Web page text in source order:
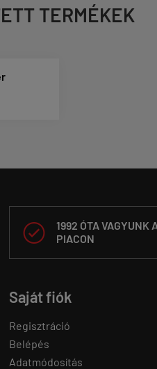
TERMÉKEK

1992 ÓTA VAGYUNK
PIACON
Saját fiók
Regisztráció
Belépés
Adatmódosítás